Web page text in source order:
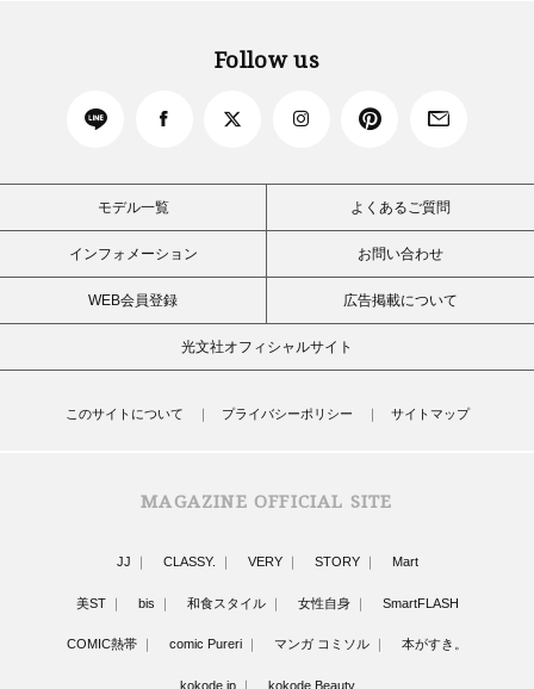
Follow us
モデル一覧 よくあるご質問
インフォメーション お問い合わせ
WEB会員登録 広告掲載について
光文社オフィシャルサイト
このサイトについて プライバシーポリシー サイトマップ
MAGAZINE OFFICIAL SITE
JJ CLASSY. VERY STORY Mart
美ST bis 和食スタイル 女性自身 SmartFLASH
COMIC熱帯 comic Pureri マンガ コミソル 本がすき。
kokode.jp kokode Beauty